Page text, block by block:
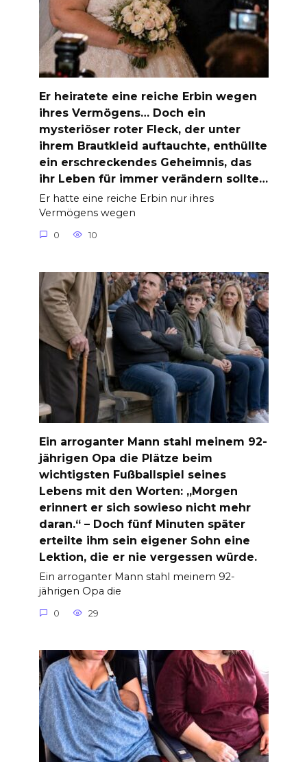
Er heiratete eine reiche Erbin wegen
ihres Vermögens… Doch ein
mysteriöser roter Fleck, der unter
ihrem Brautkleid auftauchte, enthüllte
ein erschreckendes Geheimnis, das
ihr Leben für immer verändern sollte…
Er hatte eine reiche Erbin nur ihres
Vermögens wegen
0 10
Ein arroganter Mann stahl meinem 92-
jährigen Opa die Plätze beim
wichtigsten Fußballspiel seines
Lebens mit den Worten: „Morgen
erinnert er sich sowieso nicht mehr
daran.“ – Doch fünf Minuten später
erteilte ihm sein eigener Sohn eine
Lektion, die er nie vergessen würde.
Ein arroganter Mann stahl meinem 92-
jährigen Opa die
0 29